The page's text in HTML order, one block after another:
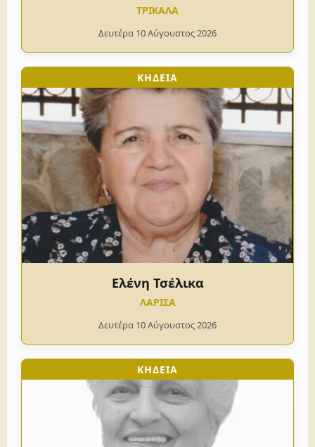
ΤΡΙΚΑΛΑ
Δευτέρα 10 Αύγουστος 2026
ΚΗΔΕΙΑ
Ελένη Τσέλικα
ΛΑΡΙΣΑ
Δευτέρα 10 Αύγουστος 2026
ΚΗΔΕΙΑ